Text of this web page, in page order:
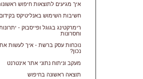
איך מגיעים לתוצאות חיפוש
חשיבות השימוש באנליטיקס
רימרקטינג בגוגל ופייסבוק -
וחסרונות
נוכחות עסק ברשת - איך לעשות
נכון?
מעקב וניתוח נתוני אתר אינטרנט
תוצאה ראשונה בחיפוש